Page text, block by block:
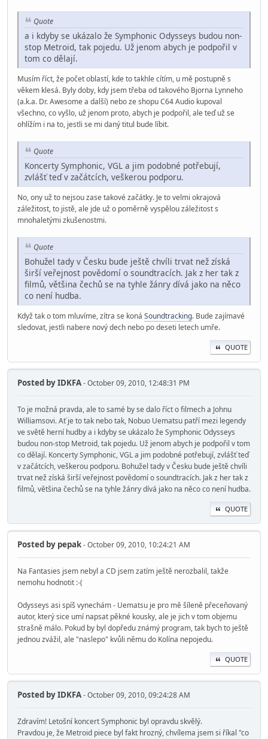
Quote
a i kdyby se ukázalo že Symphonic Odysseys budou non-
stop Metroid, tak pojedu. Už jenom abych je podpořil v
tom co dělají.
Musím říct, že počet oblastí, kde to takhle cítím, u mě postupně s
věkem klesá. Byly doby, kdy jsem třeba od takového Bjorna Lynneho
(a.k.a. Dr. Awesome a další) nebo ze shopu C64 Audio kupoval
všechno, co vyšlo, už jenom proto, abych je podpořil, ale teď už se
ohlížím i na to, jestli se mi daný titul bude líbit.
Quote
Koncerty Symphonic, VGL a jim podobné potřebují,
zvlášť teď v začátcích, veškerou podporu.
No, ony už to nejsou zase takové začátky. Je to velmi okrajová
záležitost, to jistě, ale jde už o poměrně vyspělou záležitost s
mnohaletými zkušenostmi.
Quote
Bohužel tady v Česku bude ještě chvíli trvat než získá
širší veřejnost povědomí o soundtracích. Jak z her tak z
filmů, většina čechů se na tyhle žánry dívá jako na něco
co není hudba.
Když tak o tom mluvíme, zítra se koná Soundtracking. Bude zajímavé
sledovat, jestli nabere nový dech nebo po deseti letech umře.
QUOTE
Posted byIDKFA- October 09, 2010, 12:48:31 PM
To je možná pravda, ale to samé by se dalo říct o filmech a Johnu
Williamsovi. Ať je to tak nebo tak, Nobuo Uematsu patří mezi legendy
ve světě herní hudby a i kdyby se ukázalo že Symphonic Odysseys
budou non-stop Metroid, tak pojedu. Už jenom abych je podpořil v tom
co dělají. Koncerty Symphonic, VGL a jim podobné potřebují, zvlášť teď
v začátcích, veškerou podporu. Bohužel tady v Česku bude ještě chvíli
trvat než získá širší veřejnost povědomí o soundtracích. Jak z her tak z
filmů, většina čechů se na tyhle žánry dívá jako na něco co není hudba.
QUOTE
Posted by pepak- October 09, 2010, 10:24:21 AM
Na Fantasies jsem nebyl a CD jsem zatím ještě nerozbalil, takže
nemohu hodnotit :-(
Odysseys asi spíš vynechám - Uematsu je pro mě šíleně přeceňovaný
autor, který sice umí napsat pěkné kousky, ale je jich v tom objemu
strašně málo. Pokud by byl dopředu známý program, tak bych to ještě
jednou zvážil, ale "naslepo" kvůli němu do Kolína nepojedu.
QUOTE
Posted byIDKFA- October 09, 2010, 09:24:28 AM
Zdravím! Letošní koncert Symphonic byl opravdu skvělý.
Pravdou je, že Metroid piece byl fakt hrozný, chvílema jsem si říkal "co